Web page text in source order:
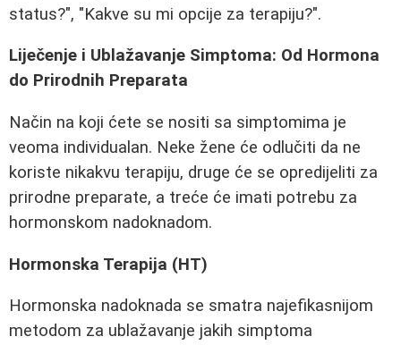
status?", "Kakve su mi opcije za terapiju?".
Liječenje i Ublažavanje Simptoma: Od Hormona
do Prirodnih Preparata
Način na koji ćete se nositi sa simptomima je
veoma individualan. Neke žene će odlučiti da ne
koriste nikakvu terapiju, druge će se opredijeliti za
prirodne preparate, a treće će imati potrebu za
hormonskom nadoknadom.
Hormonska Terapija (HT)
Hormonska nadoknada se smatra najefikasnijom
metodom za ublažavanje jakih simptoma